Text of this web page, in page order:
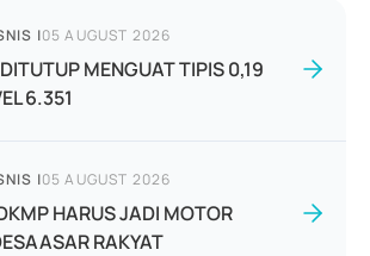
|05 AUGUST 2026
MENGUAT TIPIS 0,19
6.351
|05 AUGUST 2026
HARUS JADI MOTOR
RAKYAT